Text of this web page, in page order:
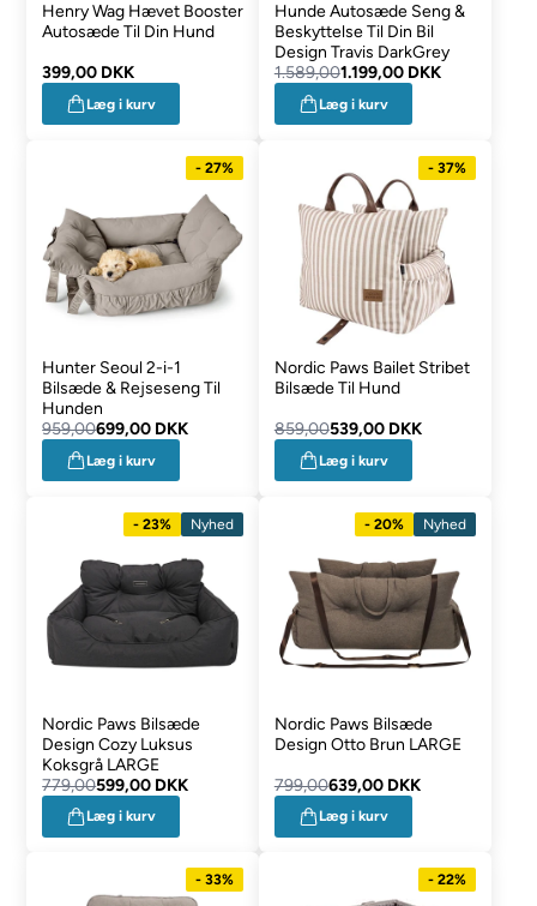
Henry Wag Hævet Booster
Autosæde Til Din Hund
399,00 DKK
Læg i kurv
Hunde Autosæde Seng &
Beskyttelse Til Din Bil
Design Travis DarkGrey
1.589,001.199,00 DKK
Læg i kurv
- 27%
Hunter Seoul 2-i-1
Bilsæde & Rejseseng Til
Hunden
959,00699,00 DKK
Læg i kurv
- 37%
Nordic Paws Bailet Stribet
Bilsæde Til Hund
859,00539,00 DKK
Læg i kurv
- 23% Nyhed
Nordic Paws Bilsæde
Design Cozy Luksus
Koksgrå LARGE
779,00599,00 DKK
Læg i kurv
- 20% Nyhed
Nordic Paws Bilsæde
Design Otto Brun LARGE
799,00639,00 DKK
Læg i kurv
- 33% - 22%